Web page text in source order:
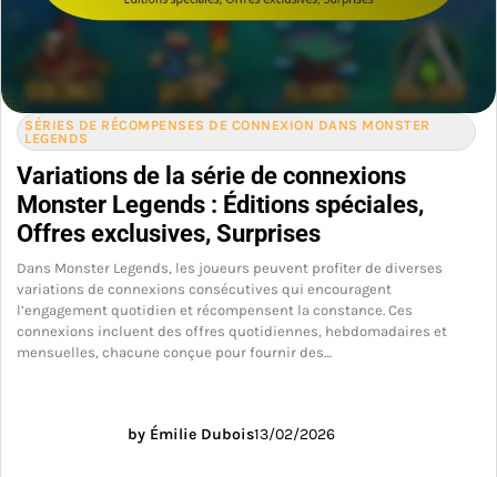
SÉRIES DE RÉCOMPENSES DE CONNEXION DANS MONSTER
LEGENDS
Variations de la série de connexions
Monster Legends : Éditions spéciales,
Offres exclusives, Surprises
Dans Monster Legends, les joueurs peuvent profiter de diverses
variations de connexions consécutives qui encouragent
l’engagement quotidien et récompensent la constance. Ces
connexions incluent des offres quotidiennes, hebdomadaires et
mensuelles, chacune conçue pour fournir des…
by Émilie Dubois13/02/2026